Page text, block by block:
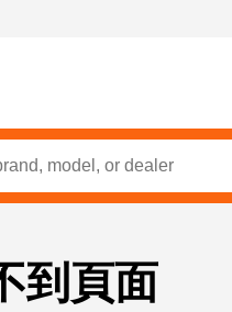
到頁面